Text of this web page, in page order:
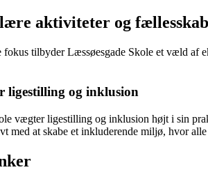
aktiviteter og fællesskab
fokus tilbyder Læssøesgade Skole et væld
ligestilling og inklusion
vægter ligestilling og inklusion højt i sin
med at skabe et inkluderende miljø, hvor